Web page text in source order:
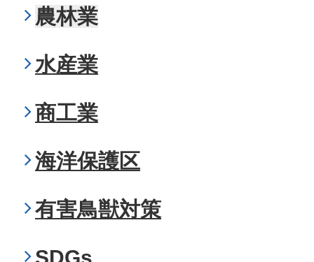
農林業
水産業
商工業
海洋保護区
有害鳥獣対策